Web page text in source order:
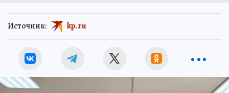
Источник: kp.ru